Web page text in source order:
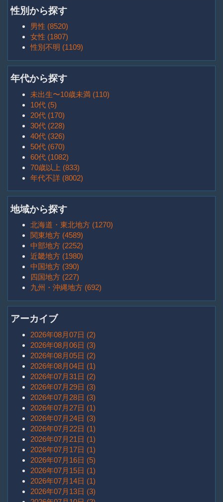
性別から探す
男性 (8520)
女性 (1807)
性別不明 (1109)
年代から探す
未出生〜10歳未満 (110)
10代 (5)
20代 (170)
30代 (228)
40代 (326)
50代 (670)
60代 (1082)
70歳以上 (833)
年代不詳 (8002)
地域から探す
北海道・東北地方 (1270)
関東地方 (4589)
中部地方 (2252)
近畿地方 (1980)
中国地方 (390)
四国地方 (227)
九州・沖縄地方 (692)
アーカイブ
2026年08月07日 (2)
2026年08月06日 (3)
2026年08月05日 (2)
2026年08月04日 (1)
2026年07月31日 (2)
2026年07月29日 (3)
2026年07月28日 (3)
2026年07月27日 (1)
2026年07月24日 (3)
2026年07月22日 (1)
2026年07月21日 (1)
2026年07月17日 (1)
2026年07月16日 (5)
2026年07月15日 (1)
2026年07月14日 (1)
2026年07月13日 (3)